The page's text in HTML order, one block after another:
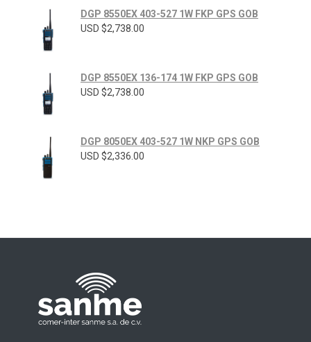
DGP 8550EX 403-527 1W FKP GPS GOB
USD $2,738.00
DGP 8550EX 136-174 1W FKP GPS GOB
USD $2,738.00
DGP 8050EX 403-527 1W NKP GPS GOB
USD $2,336.00